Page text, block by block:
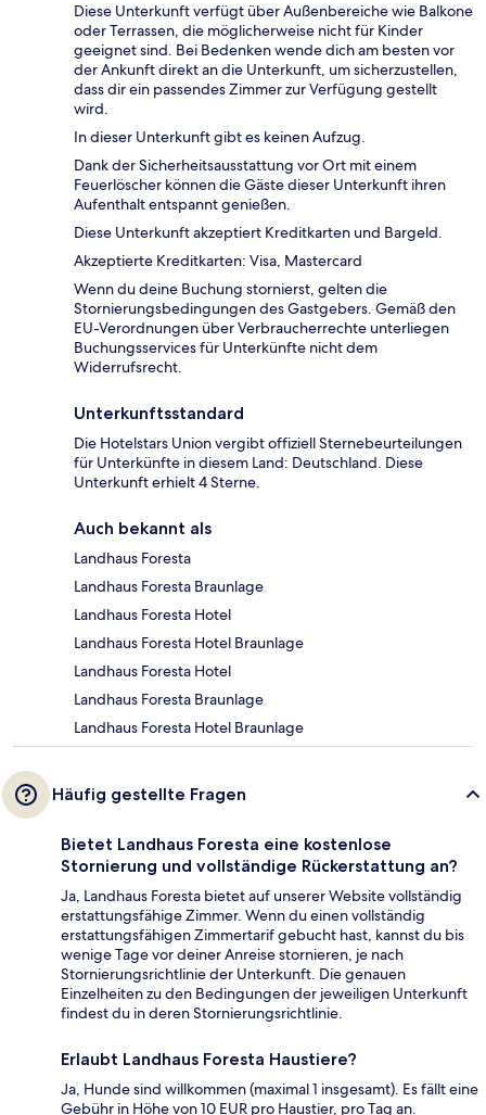
Diese Unterkunft verfügt über Außenbereiche wie Balkone
oder Terrassen, die möglicherweise nicht für Kinder
geeignet sind. Bei Bedenken wende dich am besten vor
der Ankunft direkt an die Unterkunft, um sicherzustellen,
dass dir ein passendes Zimmer zur Verfügung gestellt
wird.
In dieser Unterkunft gibt es keinen Aufzug.
Dank der Sicherheitsausstattung vor Ort mit einem
Feuerlöscher können die Gäste dieser Unterkunft ihren
Aufenthalt entspannt genießen.
Diese Unterkunft akzeptiert Kreditkarten und Bargeld.
Akzeptierte Kreditkarten: Visa, Mastercard
Wenn du deine Buchung stornierst, gelten die
Stornierungsbedingungen des Gastgebers. Gemäß den
EU-Verordnungen über Verbraucherrechte unterliegen
Buchungsservices für Unterkünfte nicht dem
Widerrufsrecht.
Unterkunftsstandard
Die Hotelstars Union vergibt offiziell Sternebeurteilungen
für Unterkünfte in diesem Land: Deutschland. Diese
Unterkunft erhielt 4 Sterne.
Auch bekannt als
Landhaus Foresta
Landhaus Foresta Braunlage
Landhaus Foresta Hotel
Landhaus Foresta Hotel Braunlage
Landhaus Foresta Hotel
Landhaus Foresta Braunlage
Landhaus Foresta Hotel Braunlage
Häufig gestellte Fragen
Bietet Landhaus Foresta eine kostenlose
Stornierung und vollständige Rückerstattung an?
Ja, Landhaus Foresta bietet auf unserer Website vollständig
erstattungsfähige Zimmer. Wenn du einen vollständig
erstattungsfähigen Zimmertarif gebucht hast, kannst du bis
wenige Tage vor deiner Anreise stornieren, je nach
Stornierungsrichtlinie der Unterkunft. Die genauen
Einzelheiten zu den Bedingungen der jeweiligen Unterkunft
findest du in deren Stornierungsrichtlinie.
Erlaubt Landhaus Foresta Haustiere?
Ja, Hunde sind willkommen (maximal 1 insgesamt). Es fällt eine
Gebühr in Höhe von 10 EUR pro Haustier, pro Tag an.